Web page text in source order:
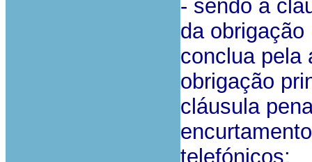
- sendo a
da
conclua pela
obrigação
cláusula
telefónicos;